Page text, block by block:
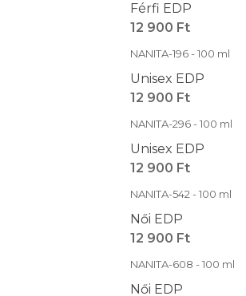
Férfi EDP
12 900 Ft
NANITA-196 - 100 ml
Unisex EDP
12 900 Ft
NANITA-296 - 100 ml
Unisex EDP
12 900 Ft
NANITA-542 - 100 ml
Női EDP
12 900 Ft
NANITA-608 - 100 ml
Női EDP